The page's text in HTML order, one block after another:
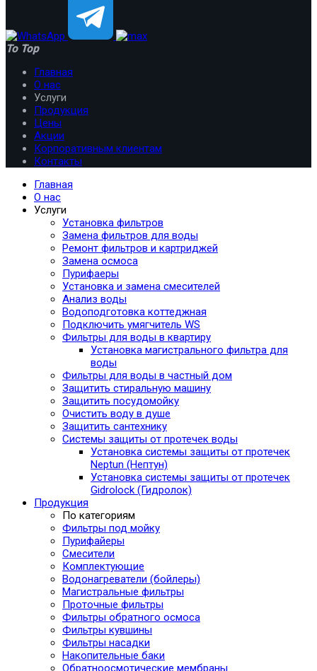
To Top
Главная
О нас
Услуги
Продукция
Цены
Акции
Корпоративным клиентам
Контакты
Главная
О нас
Услуги
Установка фильтров
Замена фильтров для воды
Ремонт фильтров и картриджей
Замена осмоса
Пурифаеры
Установка и замена смесителей
Анализ воды
Водоподготовка коттеджная
Подключить умягчитель WS
Фильтры для воды в квартиру
Установка магистрального фильтра для
воды
Фильтры для воды в частный дом
Защитить стиральную машину
Защитить посудомойку
Очистить воду в душе
Защитить сантехнику
Системы защиты от протечек воды
Установка системы защиты от протечек
Neptun (Нептун)
Установка системы защиты от протечек
Gidrolock (Гидролок)
Продукция
По категориям
Фильтры под мойку
Пурифайеры
Смесители
Комплектующие
Водонагреватели (бойлеры)
Магистральные фильтры
Проточные фильтры
Фильтры обратного осмоса
Фильтры кувшины
Фильтры насадки
Накопительные баки
Обратноосмотические мембраны